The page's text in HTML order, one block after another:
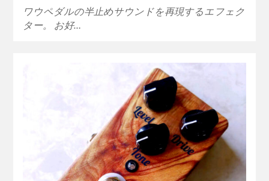
ワウペダルの半止めサウンドを再現するエフェク
ター。 お好…